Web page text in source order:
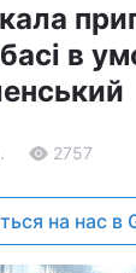
в
2757
на нас в